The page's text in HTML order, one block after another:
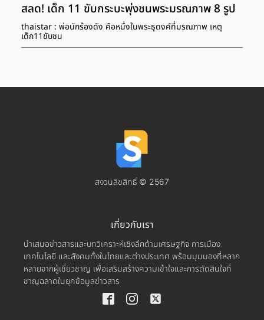
สลด! เด็ก 11 ขับกระบะพุ่งชนพระมรณภาพ 8 รูป
thaistar : พ่อนักร้องดัง คือหนึ่งในพระธุดงค์ที่มรณภาพ เหตุ
เด็ก11ขับชน
สงวนลิขสิทธิ์ © 2567
เกี่ยวกับเรา
นำเสนอข่าวสารและบทวิเคราะห์เชิงลึกด้านเศรษฐกิจ การเมือง
เทคโนโลยี และสังคมทั้งในไทยและต่างประเทศ พร้อมมุมมองที่หลาก
หลายจากผู้เชี่ยวชาญ เพื่อเสริมสร้างความเข้าใจและการตัดสินใจที่
ชาญฉลาดในยุคข้อมูลข่าวสาร